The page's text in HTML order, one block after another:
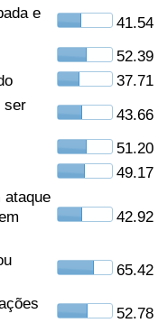
e
41.54
52.39
37.71
ser
43.66
51.20
49.17
ataque
42.92
65.42
52.78